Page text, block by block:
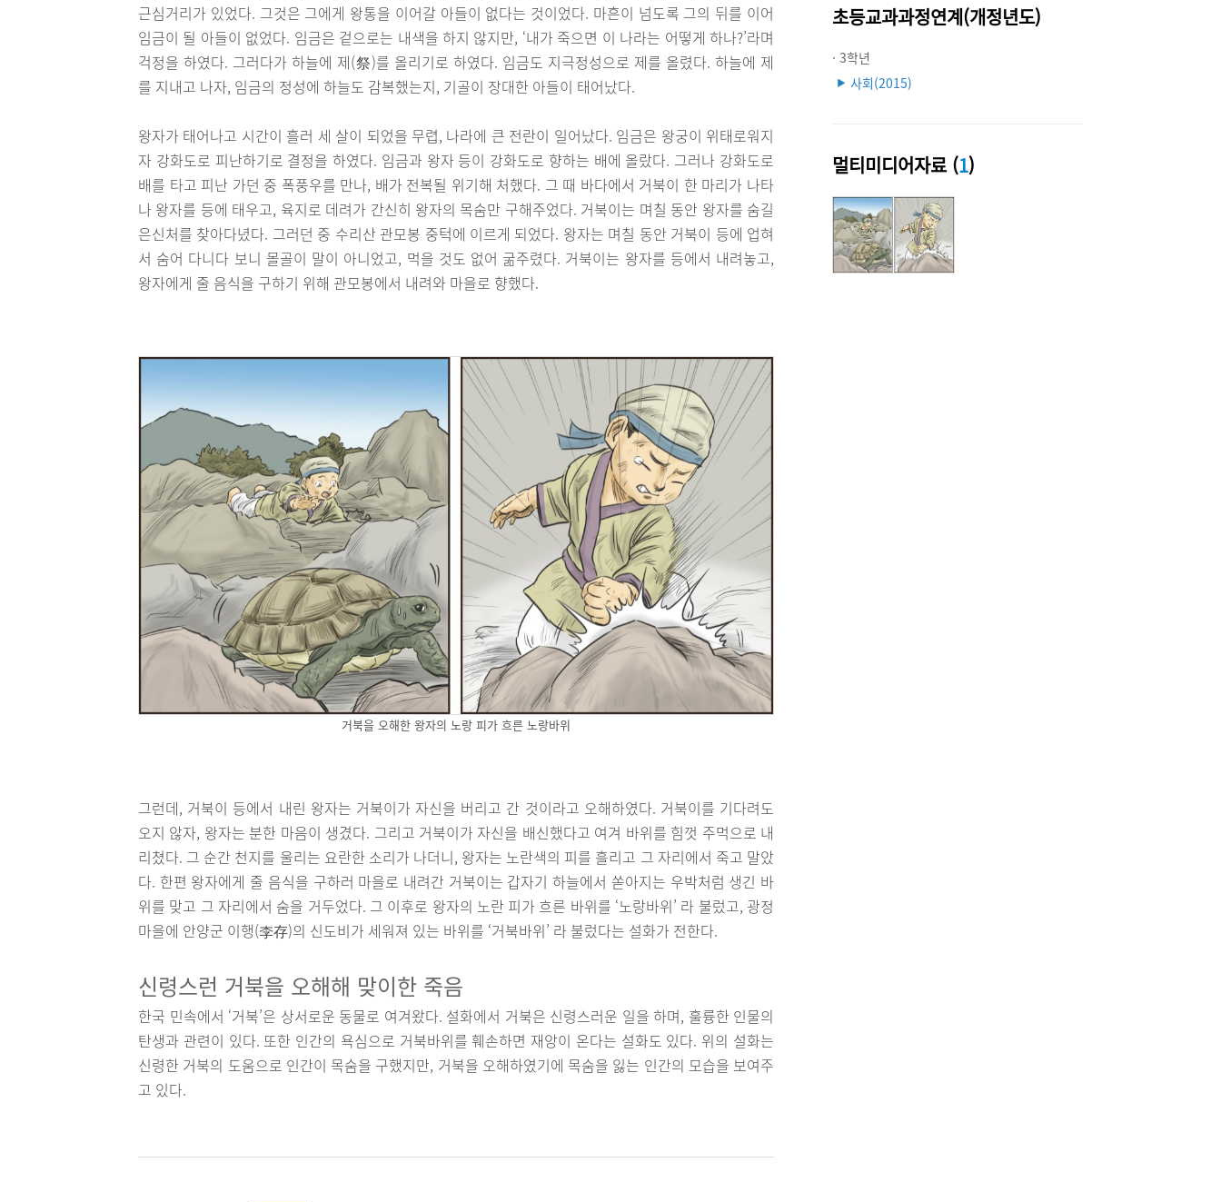
근심거리가 있었다. 그것은 그에게 왕통을 이어갈 아들이 없다는 것이었다. 마흔이 넘도록 그의 뒤를 이어
임금이 될 아들이 없었다. 임금은 겉으로는 내색을 하지 않지만, ‘내가 죽으면 이 나라는 어떻게 하나?’라며
걱정을 하였다. 그러다가 하늘에 제(祭)를 올리기로 하였다. 임금도 지극정성으로 제를 올렸다. 하늘에 제
를 지내고 나자, 임금의 정성에 하늘도 감복했는지, 기골이 장대한 아들이 태어났다.
왕자가 태어나고 시간이 흘러 세 살이 되었을 무렵, 나라에 큰 전란이 일어났다. 임금은 왕궁이 위태로워지
자 강화도로 피난하기로 결정을 하였다. 임금과 왕자 등이 강화도로 향하는 배에 올랐다. 그러나 강화도로
배를 타고 피난 가던 중 폭풍우를 만나, 배가 전복될 위기해 처했다. 그 때 바다에서 거북이 한 마리가 나타
나 왕자를 등에 태우고, 육지로 데려가 간신히 왕자의 목숨만 구해주었다. 거북이는 며칠 동안 왕자를 숨길
은신처를 찾아다녔다. 그러던 중 수리산 관모봉 중턱에 이르게 되었다. 왕자는 며칠 동안 거북이 등에 업혀
서 숨어 다니다 보니 몰골이 말이 아니었고, 먹을 것도 없어 굶주렸다. 거북이는 왕자를 등에서 내려놓고,
왕자에게 줄 음식을 구하기 위해 관모봉에서 내려와 마을로 향했다.
거북을 오해한 왕자의 노랑 피가 흐른 노랑바위
그런데, 거북이 등에서 내린 왕자는 거북이가 자신을 버리고 간 것이라고 오해하였다. 거북이를 기다려도
오지 않자, 왕자는 분한 마음이 생겼다. 그리고 거북이가 자신을 배신했다고 여겨 바위를 힘껏 주먹으로 내
리쳤다. 그 순간 천지를 울리는 요란한 소리가 나더니, 왕자는 노란색의 피를 흘리고 그 자리에서 죽고 말았
다. 한편 왕자에게 줄 음식을 구하러 마을로 내려간 거북이는 갑자기 하늘에서 쏟아지는 우박처럼 생긴 바
위를 맞고 그 자리에서 숨을 거두었다. 그 이후로 왕자의 노란 피가 흐른 바위를 ‘노랑바위’ 라 불렀고, 광정
마을에 안양군 이행(李存)의 신도비가 세워져 있는 바위를 ‘거북바위’ 라 불렀다는 설화가 전한다.
신령스런 거북을 오해해 맞이한 죽음
한국 민속에서 ‘거북’은 상서로운 동물로 여겨왔다. 설화에서 거북은 신령스러운 일을 하며, 훌륭한 인물의
탄생과 관련이 있다. 또한 인간의 욕심으로 거북바위를 훼손하면 재앙이 온다는 설화도 있다. 위의 설화는
신령한 거북의 도움으로 인간이 목숨을 구했지만, 거북을 오해하였기에 목숨을 잃는 인간의 모습을 보여주
고 있다.
초등교과과정연계(개정년도)
· 3학년
▶ 사회(2015)
멀티미디어자료 (1)